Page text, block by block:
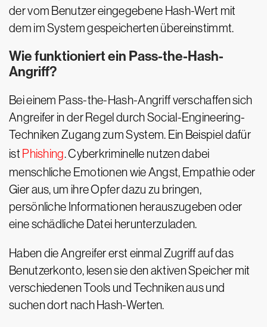
der vom Benutzer eingegebene Hash-Wert mit
dem im System gespeicherten übereinstimmt.
Wie funktioniert ein Pass-the-Hash-
Angriff?
Bei einem Pass-the-Hash-Angriff verschaffen sich
Angreifer in der Regel durch Social-Engineering-
Techniken Zugang zum System. Ein Beispiel dafür
ist Phishing. Cyberkriminelle nutzen dabei
menschliche Emotionen wie Angst, Empathie oder
Gier aus, um ihre Opfer dazu zu bringen,
persönliche Informationen herauszugeben oder
eine schädliche Datei herunterzuladen.
Haben die Angreifer erst einmal Zugriff auf das
Benutzerkonto, lesen sie den aktiven Speicher mit
verschiedenen Tools und Techniken aus und
suchen dort nach Hash-Werten.